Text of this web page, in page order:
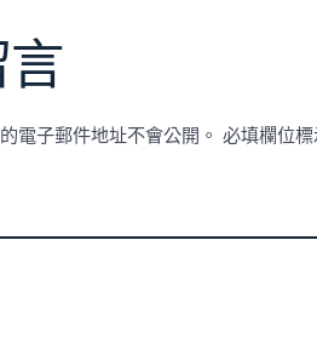
電子郵件地址不會公開。 必填欄位